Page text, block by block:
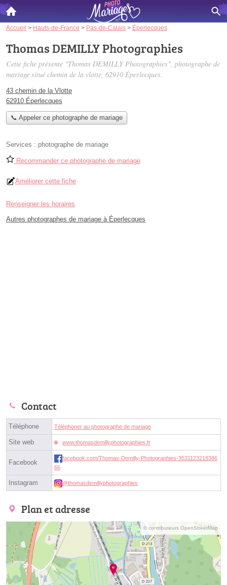
Accueil > Hauts-de-France > Pas-de-Calais > Éperlecques
Thomas DEMILLY Photographies
Cette fiche présente "Thomas DEMILLY Photographies", photographe de
mariage situé chemin de la vlotte, 62910 Éperlecques.
43 chemin de la Vlotte
62910 Éperlecques
📞 Appeler ce photographe de mariage
Services : photographe de mariage
Recommander ce photographe de mariage
Améliorer cette fiche
Renseigner les horaires
Autres photographes de mariage à Éperlecques
Contact
Téléphone Téléphoner au photographe de mariage
Site web www.thomasdemillyphotographies.fr
Facebook
facebook.com/Thomas-Demilly-Photographies-3531123218386
66
Instagram @thomasdemillyphotographies
Plan et adresse
© contributeurs OpenStreetMap